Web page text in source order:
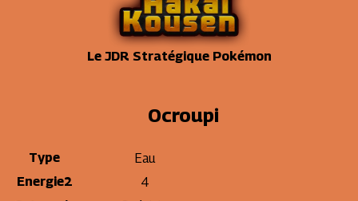
Le JDR Stratégique Pokémon
Ocroupi
Type
Eau
Energie2
4